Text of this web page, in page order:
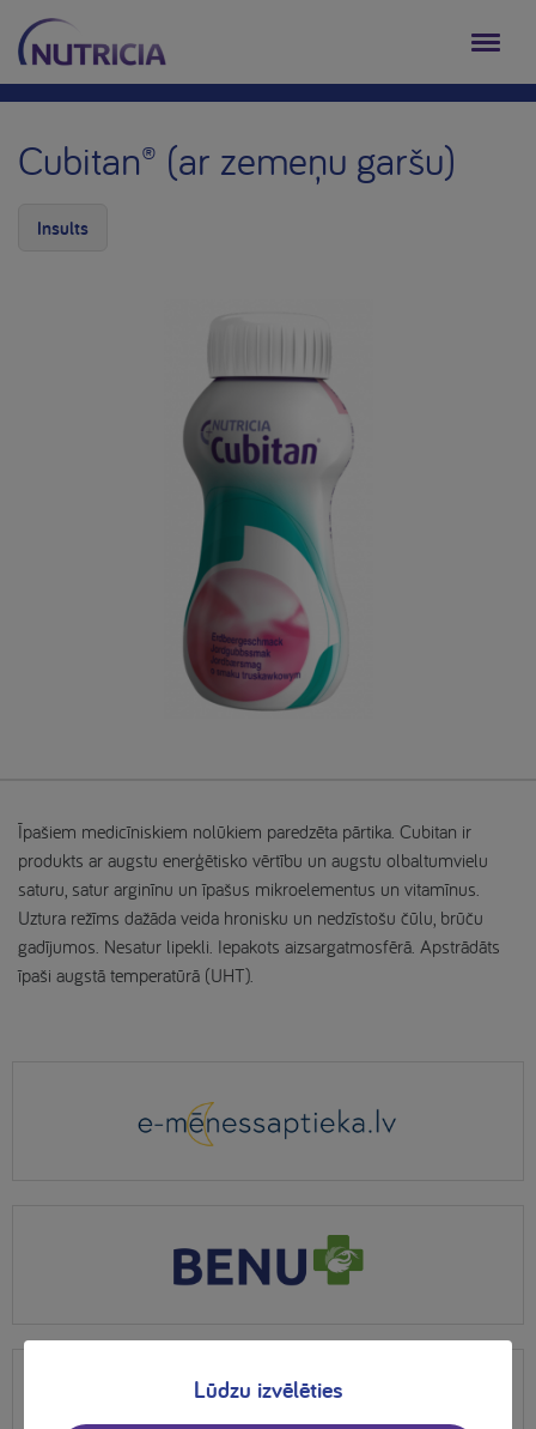
Cubitan® (ar zemeņu garšu)
Insults
Īpašiem medicīniskiem nolūkiem paredzēta pārtika. Cubitan ir
produkts ar augstu enerģētisko vērtību un augstu olbaltumvielu
saturu, satur arginīnu un īpašus mikroelementus un vitamīnus.
Uztura režīms dažāda veida hronisku un nedzīstošu čūlu, brūču
gadījumos. Nesatur lipekli. Iepakots aizsargatmosfērā. Apstrādāts
īpaši augstā temperatūrā (UHT).
Lūdzu izvēlēties